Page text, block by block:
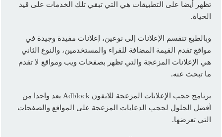
تظهر أيضا على التطبيقات هي التي تبقي تلك الخدمات على قيد
الحياة.
وبالطبع تنقسم الإعلانات إلى نوعين، إعلانات مفيدة وجيدة في
مواقع تقدم القيمة المضافة للقراء والمستخدمين، والنوع الثاني
هي الإعلانات المزعجة والتي تظهر بصفحات ويب ومواقع لا تقدم
ما تبحث عنه.
برنامج حجب الإعلانات المزعجة للايفون Adblock يعد واحدا من
أفضل الحلول لحجب الدعايات المزعجة على المواقع والصفحات
التي تعرضها.